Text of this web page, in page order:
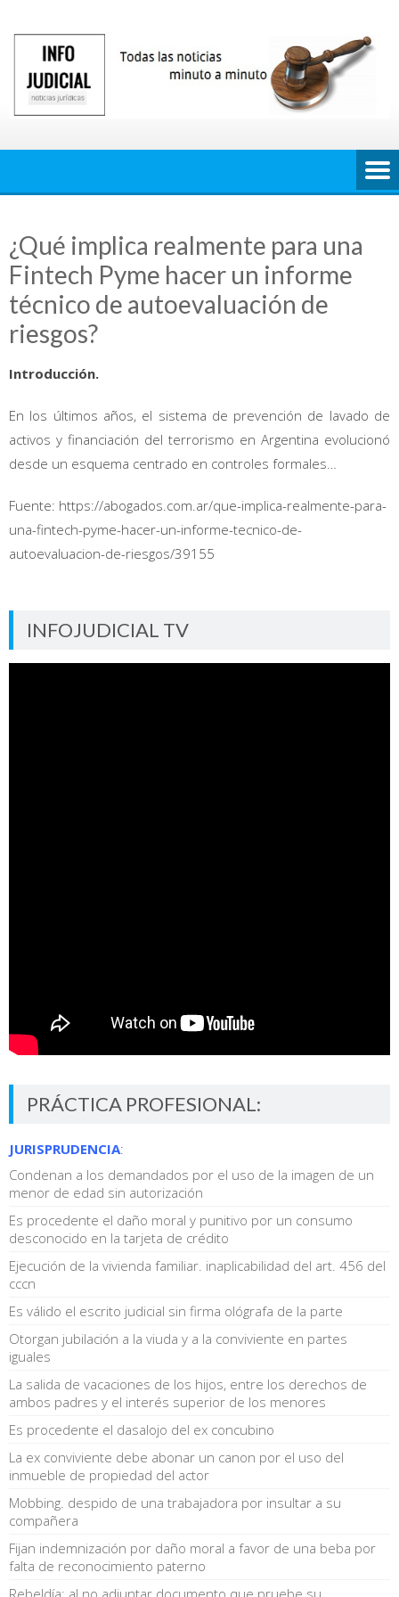
contenido
¿Qué implica realmente para una
Fintech Pyme hacer un informe
técnico de autoevaluación de
riesgos?
Introducción.
En los últimos años, el sistema de prevención de lavado de
activos y financiación del terrorismo en Argentina evolucionó
desde un esquema centrado en controles formales…
Fuente: https://abogados.com.ar/que-implica-realmente-para-
una-fintech-pyme-hacer-un-informe-tecnico-de-
autoevaluacion-de-riesgos/39155
INFOJUDICIAL TV
PRÁCTICA PROFESIONAL:
JURISPRUDENCIA:
Condenan a los demandados por el uso de la imagen de un
menor de edad sin autorización
Es procedente el daño moral y punitivo por un consumo
desconocido en la tarjeta de crédito
Ejecución de la vivienda familiar. inaplicabilidad del art. 456 del
cccn
Es válido el escrito judicial sin firma ológrafa de la parte
Otorgan jubilación a la viuda y a la conviviente en partes
iguales
La salida de vacaciones de los hijos, entre los derechos de
ambos padres y el interés superior de los menores
Es procedente el dasalojo del ex concubino
La ex conviviente debe abonar un canon por el uso del
inmueble de propiedad del actor
Mobbing. despido de una trabajadora por insultar a su
compañera
Fijan indemnización por daño moral a favor de una beba por
falta de reconocimiento paterno
Rebeldía: al no adjuntar documento que pruebe su